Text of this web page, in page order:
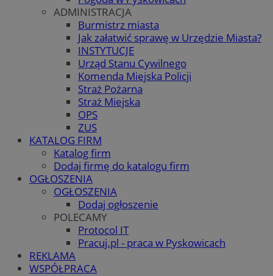
ADMINISTRACJA
Burmistrz miasta
Jak załatwić sprawę w Urzędzie Miasta?
INSTYTUCJE
Urząd Stanu Cywilnego
Komenda Miejska Policji
Straż Pożarna
Straż Miejska
OPS
ZUS
KATALOG FIRM
Katalog firm
Dodaj firmę do katalogu firm
OGŁOSZENIA
OGŁOSZENIA
Dodaj ogłoszenie
POLECAMY
Protocol IT
Pracuj.pl - praca w Pyskowicach
REKLAMA
WSPÓŁPRACA